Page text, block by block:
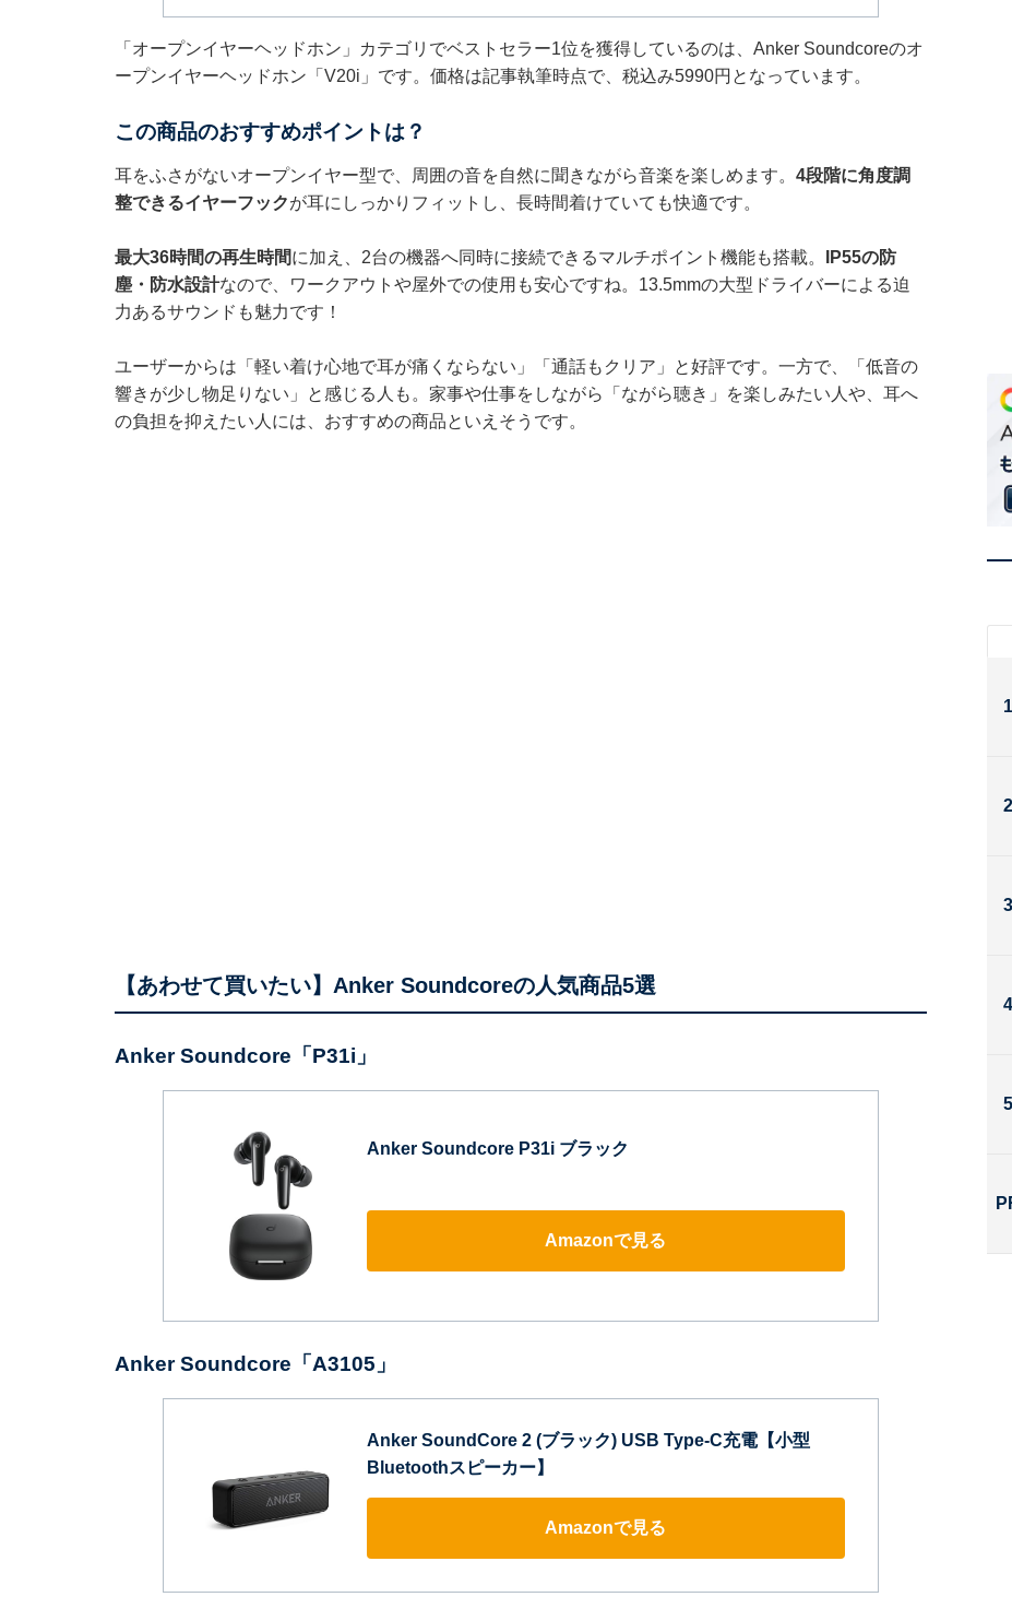
「オープンイヤーヘッドホン」カテゴリでベストセラー1位を獲得しているのは、Anker Soundcoreのオ
ープンイヤーヘッドホン「V20i」です。価格は記事執筆時点で、税込み5990円となっています。
この商品のおすすめポイントは？
耳をふさがないオープンイヤー型で、周囲の音を自然に聞きながら音楽を楽しめます。 4段階に角度調
整できるイヤーフックが耳にしっかりフィットし、長時間着けていても快適です。
最大36時間の再生時間に加え、2台の機器へ同時に接続できるマルチポイント機能も搭載。
IP55の防
塵・防水設計なので、ワークアウトや屋外での使用も安心ですね。13.5mmの大型ドライバーによる迫
力あるサウンドも魅力です！
ユーザーからは「軽い着け心地で耳が痛くならない」「通話もクリア」と好評です。一方で、「低音の
響きが少し物足りない」と感じる人も。家事や仕事をしながら「ながら聴き」を楽しみたい人や、耳へ
の負担を抑えたい人には、おすすめの商品といえそうです。
【あわせて買いたい】Anker Soundcoreの人気商品5選
Anker Soundcore「P31i」
Anker Soundcore P31i ブラック
Amazonで見る
Anker Soundcore「A3105」
Anker SoundCore 2 (ブラック) USB Type-C充電【小型
Bluetoothスピーカー】
Amazonで見る
1
2
3
4
5